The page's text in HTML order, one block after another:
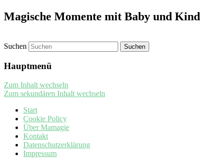
Magische Momente mit Baby und Kind
Suchen
Hauptmenü
Zum Inhalt wechseln
Zum sekundären Inhalt wechseln
Start
Cookie Policy
Über Mamagie
Kontakt
Datenschutzerklärung
Impressum